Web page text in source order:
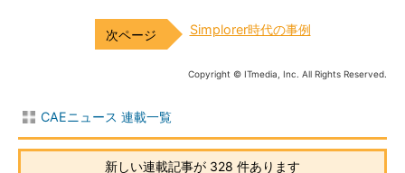
Simplorer時代の事例
Copyright © ITmedia, Inc. All Rights Reserved.
CAEニュース 連載一覧
新しい連載記事が 328 件あります